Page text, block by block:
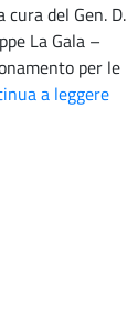
del Gen. D.
La Gala –
per le
a leggere